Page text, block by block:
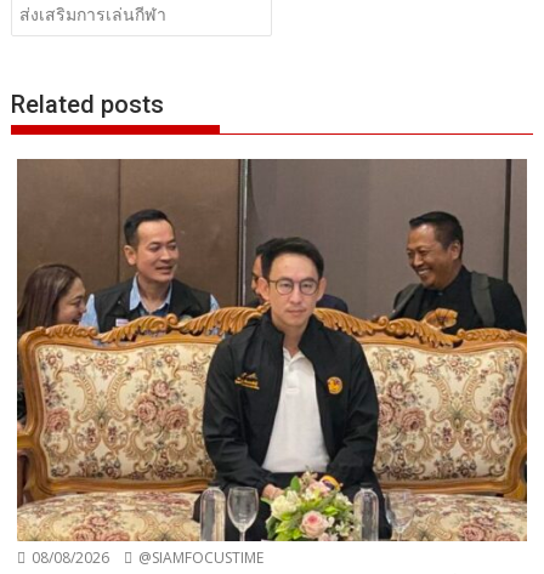
ส่งเสริมการเล่นกีฬา
Related posts
08/08/2026 @SIAMFOCUSTIME